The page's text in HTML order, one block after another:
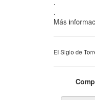
.
.
Más
El Siglo de